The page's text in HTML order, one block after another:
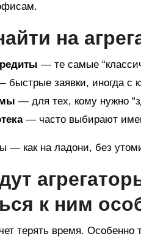
на
— те самые
быстрые заявки, иногда с
— для тех, кому нужно
— часто выбирают
— как на ладони, без
к ним
терять время.